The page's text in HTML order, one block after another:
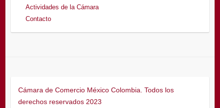
Actividades de la Cámara
Contacto
Cámara de Comercio México Colombia. Todos los
derechos reservados 2023